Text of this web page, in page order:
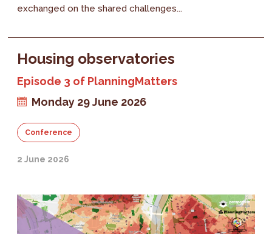
exchanged on the shared challenges...
Housing observatories
Episode 3 of PlanningMatters
Monday 29 June 2026
Conference
2 June 2026